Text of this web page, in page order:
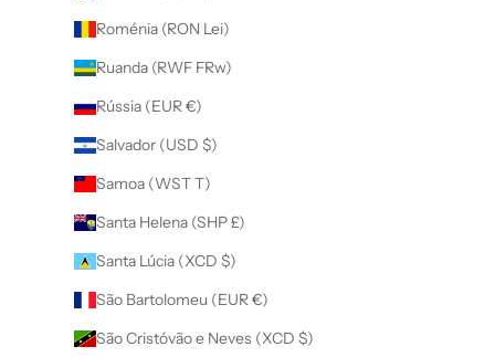
Roménia (RON Lei)
Ruanda (RWF FRw)
Rússia (EUR €)
Salvador (USD $)
Samoa (WST T)
Santa Helena (SHP £)
Santa Lúcia (XCD $)
São Bartolomeu (EUR €)
São Cristóvão e Neves (XCD $)